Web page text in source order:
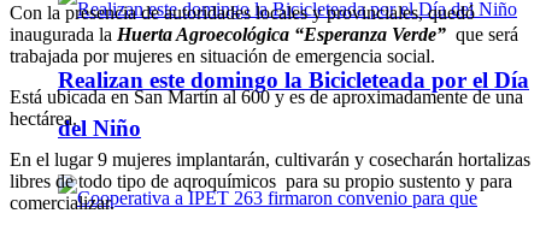
Realizan este domingo la Bicicleteada por el Día
del Niño
Con la presencia de autoridades locales y provinciales, quedó
inaugurada la Huerta Agroecológica “Esperanza Verde” que será
trabajada por mujeres en situación de emergencia social.
Está ubicada en San Martín al 600 y es de aproximadamente de una
hectárea.
En el lugar 9 mujeres implantarán, cultivarán y cosecharán hortalizas
libres de todo tipo de aqroquímicos para su propio sustento y para
comercializar.